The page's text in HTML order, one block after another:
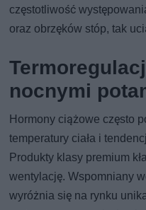
częstotliwość
oraz obrzęków stóp, tak
nocnymi
Hormony ciążowe często
temperatury ciała i
Produkty klasy premium
wentylację. Wspomniany
wyróżnia się na rynku